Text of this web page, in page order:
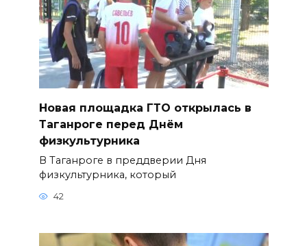
Новая площадка ГТО открылась в
Таганроге перед Днём
физкультурника
В Таганроге в преддверии Дня
физкультурника, который
42